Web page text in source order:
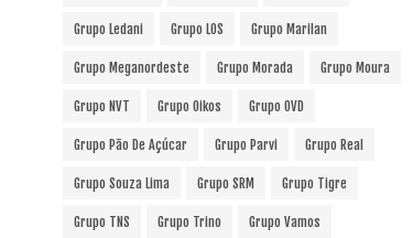
Grupo Ledani Grupo LOS Grupo Marilan
Grupo Meganordeste Grupo Morada Grupo Moura
Grupo NVT Grupo Oikos Grupo OVD
Grupo Pão De Açúcar Grupo Parvi Grupo Real
Grupo Souza Lima Grupo SRM Grupo Tigre
Grupo TNS Grupo Trino Grupo Vamos